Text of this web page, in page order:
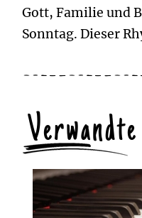
Gott, Familie und
Sonntag. Dieser